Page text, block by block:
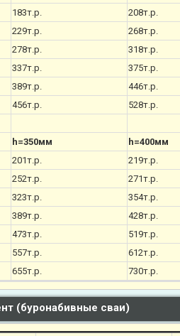
183т.р.
208т.р.
229т.р.
268т.р.
278т.р.
318т.р.
337т.р.
375т.р.
389т.р.
446т.р.
456т.р. 528т.р.
h=350мм
h=400мм
201т.р.
219т.р.
252т.р.
271т.р.
323т.р.
354т.р.
389т.р.
428т.р.
473т.р.
519т.р.
557т.р.
612т.р.
655т.р. 730т.р.
(буронабивные сваи)